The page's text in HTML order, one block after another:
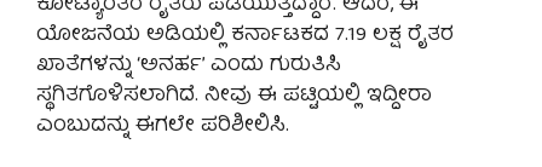
ಯೋಜನೆಯ ಅಡಿಯಲ್ಲಿ ಕರ್ನಾಟಕದ 7.19 ಲಕ್ಷ ರೈತರ
ಖಾತೆಗಳನ್ನು ‘ಅನರ್ಹ’ ಎಂದು ಗುರುತಿಸಿ
ಸ್ಥಗಿತಗೊಳಿಸಲಾಗಿದೆ. ನೀವು ಈ ಪಟ್ಟಿಯಲ್ಲಿ ಇದ್ದೀರಾ
ಎಂಬುದನ್ನು ಈಗಲೇ ಪರಿಶೀಲಿಸಿ.